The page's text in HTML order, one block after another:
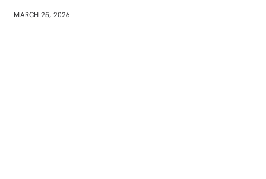
MARCH 25, 2026